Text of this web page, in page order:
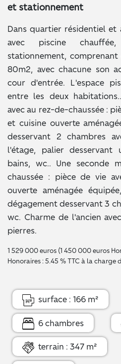
et stationnement
Dans quartier résidentiel et
avec piscine
stationnement,
80m2, avec chacune son
cour d'entrée. L'espace
entre les deux
avec au rez-de-chaussée :
et cuisine ouverte
desservant 2 chambres
l'étage, palier desservant
bains, wc.. Une seconde
chaussée : pièce de vie
ouverte aménagée
dégagement desservant 3
wc. Charme de l'ancien
pierres.
1 529 000 euros (1 450 000 euros
Honoraires : 5.45 % TTC à la charge
surface : 166 m²
6 chambres
terrain : 347 m²